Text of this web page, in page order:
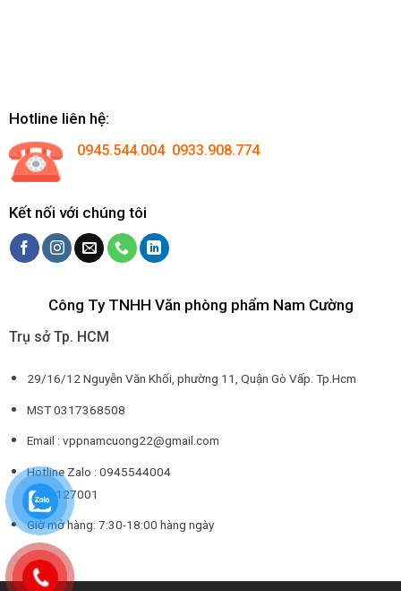
Hotline liên hệ:
0945.544.004 0933.908.774
Kết nối với chúng tôi
Công Ty TNHH Văn phòng phẩm Nam Cường
Trụ sở Tp. HCM
29/16/12 Nguyễn Văn Khối, phường 11, Quận Gò Vấp. Tp.Hcm
MST 0317368508
Email : vppnamcuong22@gmail.com
Hotline Zalo : 0945544004
0932127001
Giờ mở hàng: 7:30-18:00 hàng ngày